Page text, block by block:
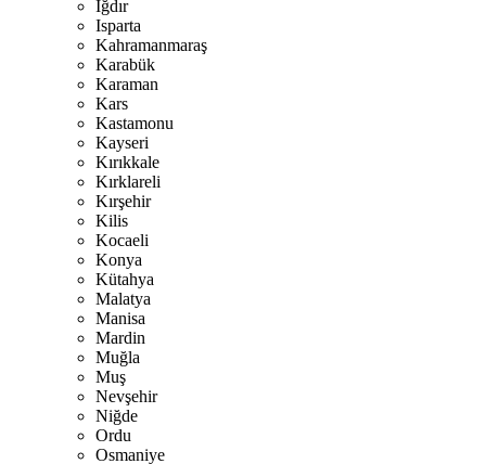
Iğdır
Isparta
Kahramanmaraş
Karabük
Karaman
Kars
Kastamonu
Kayseri
Kırıkkale
Kırklareli
Kırşehir
Kilis
Kocaeli
Konya
Kütahya
Malatya
Manisa
Mardin
Muğla
Muş
Nevşehir
Niğde
Ordu
Osmaniye